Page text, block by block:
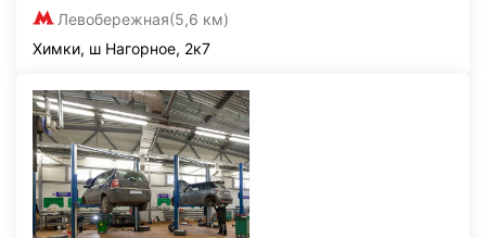
Левобережная(5,6 км)
Химки, ш Нагорное, 2к7